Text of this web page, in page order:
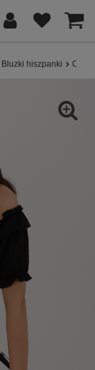
Bluzki hiszpanki